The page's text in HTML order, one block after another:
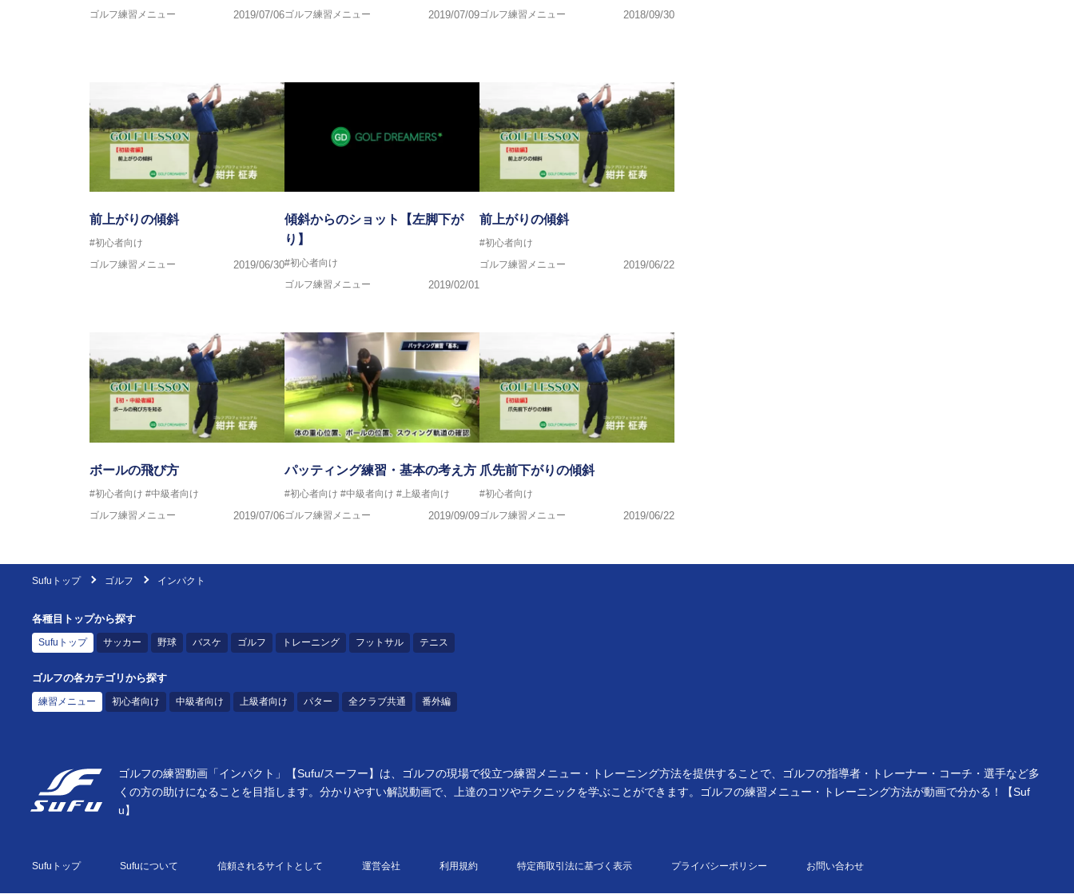
ゴルフ練習メニュー
2019/07/06ゴルフ練習メニュー
2019/07/09ゴルフ練習メニュー
2018/09/30
前上がりの傾斜
#初心者向け
ゴルフ練習メニュー
2019/06/30
傾斜からのショット【左脚下が
り】
#初心者向け
ゴルフ練習メニュー
2019/02/01
前上がりの傾斜
#初心者向け
ゴルフ練習メニュー
2019/06/22
ボールの飛び方
#初心者向け #中級者向け
ゴルフ練習メニュー
2019/07/06
パッティング練習・基本の考え方
#初心者向け #中級者向け #上級者向け
ゴルフ練習メニュー
2019/09/09
爪先前下がりの傾斜
#初心者向け
ゴルフ練習メニュー
2019/06/22
Sufuトップ ゴルフ インパクト
各種目トップから探す
Sufuトップ サッカー 野球 バスケ ゴルフ トレーニング フットサル テニス
ゴルフの各カテゴリから探す
練習メニュー 初心者向け 中級者向け 上級者向け パター 全クラブ共通 番外編
ゴルフの練習動画「インパクト」【Sufu/スーフー】は、ゴルフの現場で役立つ練習メニュー・トレーニング方法を提供することで、ゴルフの指導者・トレーナー・コーチ・選手など多
くの方の助けになることを目指します。分かりやすい解説動画で、上達のコツやテクニックを学ぶことができます。ゴルフの練習メニュー・トレーニング方法が動画で分かる！【Suf
u】
Sufuトップ Sufuについて 信頼されるサイトとして 運営会社 利用規約 特定商取引法に基づく表示 プライバシーポリシー お問い合わせ